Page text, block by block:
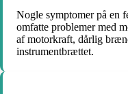
Nogle symptomer på en
omfatte problemer med
af motorkraft, dårlig
instrumentbrættet.